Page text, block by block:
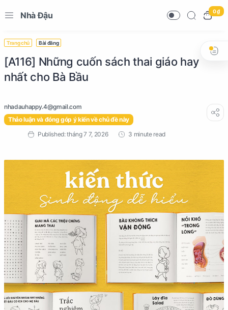
Nhà Đậu 0 ₫
Trang chủ Bài đăng
[A116] Những cuốn sách thai giáo hay
nhất cho Bà Bầu
Thảo luận và đóng góp ý kiến về chủ đề này
3 minute read